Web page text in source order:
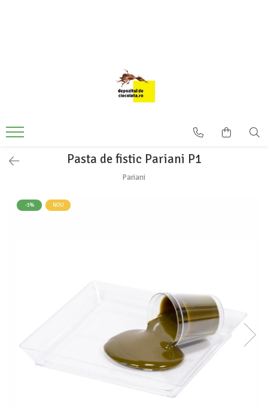
USTENSILE SI FORME SILICON
PASTA DE ZAHAR
FRISCA, UNT, LAPTE CONDENSAT
Pasta de fistic Pariani P1
Pariani
-3% NOU